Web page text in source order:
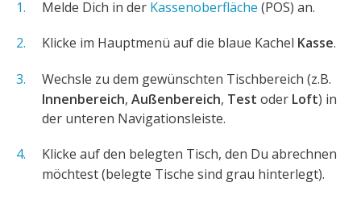
Melde Dich in der Kassenoberfläche (POS) an.
Klicke im Hauptmenü auf die blaue Kachel Kasse.
Wechsle zu dem gewünschten Tischbereich (z.B.
Innenbereich, Außenbereich, Test oder Loft) in
der unteren Navigationsleiste.
Klicke auf den belegten Tisch, den Du abrechnen
möchtest (belegte Tische sind grau hinterlegt).